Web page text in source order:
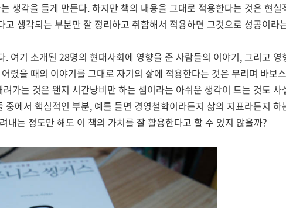
생각을 들게 만든다. 하지만 책의 내용을 그대로 적용한다는 것은 현실
고 생각되는 부분만 잘 정리하고 취합해서 적용하면 그것으로 성공이라
여기 소개된 28명의 현대사회에 영향을 준 사람들의 이야기, 그리고 영
렸을 때의 이야기를 그대로 자기의 삶에 적용한다는 것은 무리며 바보
가는 것은 왠지 시간낭비만 하는 셈이라는 아쉬운 생각이 드는 것도 사
중에서 핵심적인 부분, 예를 들면 경영철학이라든지 삶의 지표라든지 하
내는 정도만 해도 이 책의 가치를 잘 활용한다고 할 수 있지 않을까?